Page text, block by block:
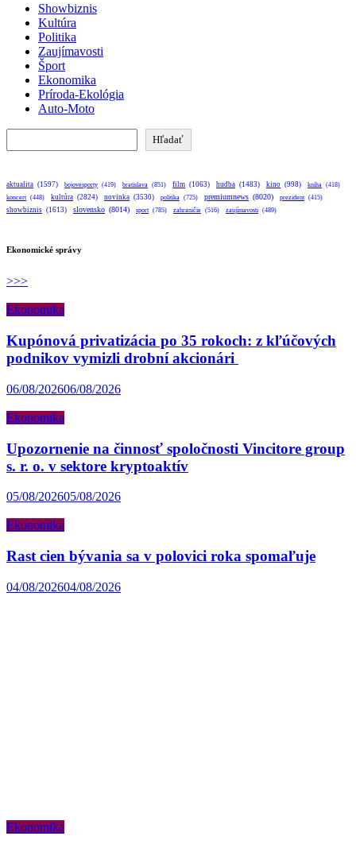
Showbiznis
Kultúra
Politika
Zaujímavosti
Šport
Ekonomika
Príroda-Ekológia
Auto-Moto
Hľadať
aktualita (1597) bojovesporty (419) bratislava (851) film (1063) hudba (1483) kino (998) kniha
(418)
koncert (448) kultúra (2824) novinka (3530) politika (725) premiumnews (8020) prezident (415)
showbiznis (1613) slovensko (8014) sport (785) zahraničie (516) zaujímavosti (489)
Ekonomické správy
>>>
Ekonomika
Kupónová privatizácia po 35 rokoch: z kľúčových
podnikov vymizli drobní akcionári
06/08/202606/08/2026
Ekonomika
Upozornenie na činnosť spoločnosti Vincitore group
s. r. o. v sektore kryptoaktív
05/08/202605/08/2026
Ekonomika
Rast cien bývania sa v polovici roka spomaľuje
04/08/202604/08/2026
Ekonomika